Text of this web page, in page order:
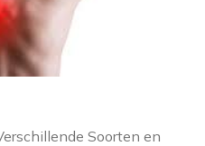
Soorten en